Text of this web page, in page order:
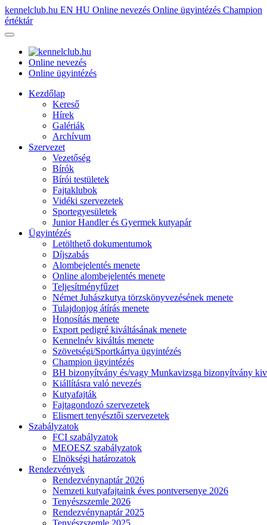
kennelclub.hu EN HU Online nevezés Online ügyintézés Champion
értéktár
Online nevezés
Online ügyintézés
Kezdőlap
Kereső
Hírek
Galériák
Archívum
Szervezet
Vezetőség
Bírók
Bírói testületek
Fajtaklubok
Vidéki szervezetek
Sportegyesületek
Junior Handler és Gyermek kutyapár
Ügyintézés
Letölthető dokumentumok
Díjszabás
Alombejelentés menete
Online alombejelentés menete
Teljesítményfűzet
Német Juhászkutya törzskönyvezésének menete
Tulajdonjog átírás menete
Honosítás menete
Export pedigré kiváltásának menete
Kennelnév kiváltás menete
Szövetségi/Sportkártya ügyintézés
Champion ügyintézés
BH bizonyítvány és/vagy Munkavizsga bizonyítvány
Kiállításra való nevezés
Kutyafajták
Fajtagondozó szervezetek
Elismert tenyésztői szervezetek
Szabályzatok
FCI szabályzatok
MEOESZ szabályzatok
Elnökségi határozatok
Rendezvények
Rendezvénynaptár 2026
Nemzeti kutyafajtaink éves pontversenye 2026
Tenyészszemle 2026
Rendezvénynaptár 2025
Tenyészszemle 2025